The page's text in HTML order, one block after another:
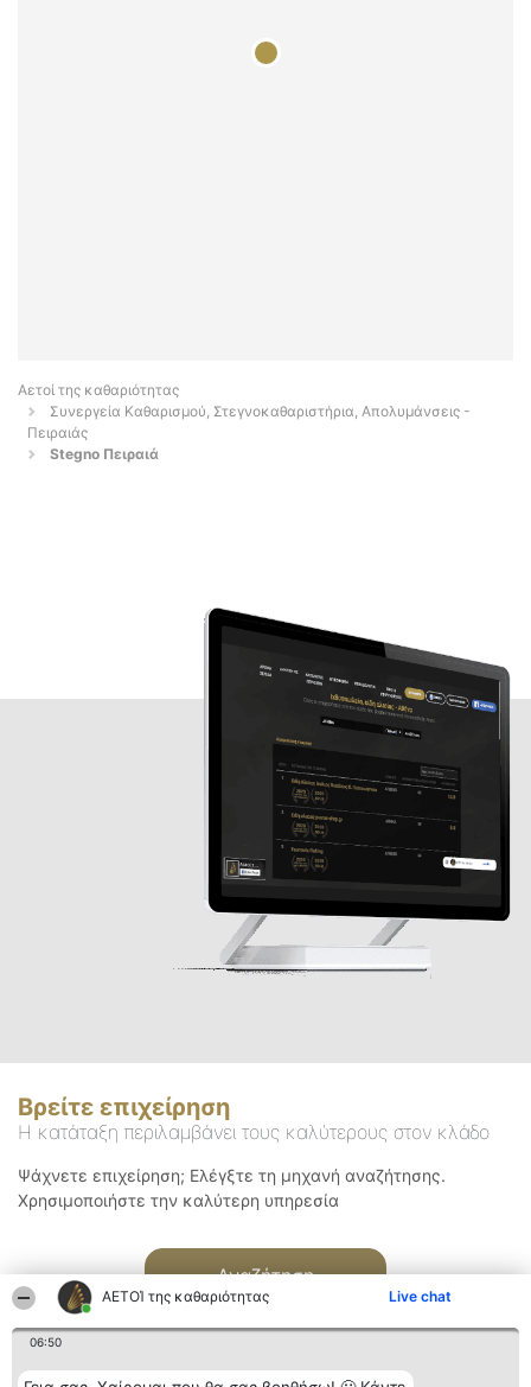
ΑΕΤΟΊ της καθαριότητας Live chat
06:50
Αετοί της καθαριότητας
Συνεργεία Καθαρισμού, Στεγνοκαθαριστήρια, Απολυμάνσεις -
Πειραιάς
Stegno Πειραιά
Βρείτε επιχείρηση
Η κατάταξη περιλαμβάνει τους καλύτερους στον κλάδο
Ψάχνετε επιχείρηση; Ελέγξτε τη μηχανή αναζήτησης.
Χρησιμοποιήστε την καλύτερη υπηρεσία
Αναζήτηση